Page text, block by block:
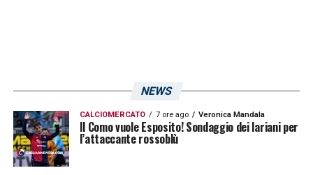
NEWS
CALCIOMERCATO 7 ore ago Veronica Mandala
Il Como vuole Esposito! Sondaggio dei lariani per
l’attaccante rossoblù